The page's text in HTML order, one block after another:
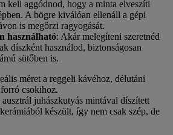
kell aggódnod, hogy a minta elveszíti
A bögre kiválóan ellenáll a gépi
is megőrzi ragyogását.
használható: Akár melegíteni szeretnéd
díszként használod, biztonságosan
sütőben is.
méret a reggeli kávéhoz, délutáni
csokihoz.
juhászkutyás mintával díszített
készült, így nem csak szép, de